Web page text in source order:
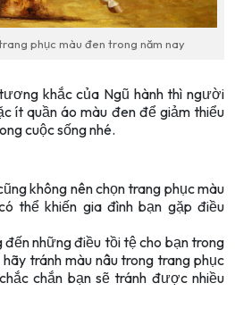
phục màu đen trong năm nay
khắc của Ngũ hành thì người
ít quần áo màu đen để giảm thiểu
cuộc sống nhé.
không nên chọn trang phục màu
thể khiến gia đình bạn gặp điều
đến những điều tồi tệ cho bạn trong
tránh màu nâu trong trang phục
chắn bạn sẽ tránh được nhiều